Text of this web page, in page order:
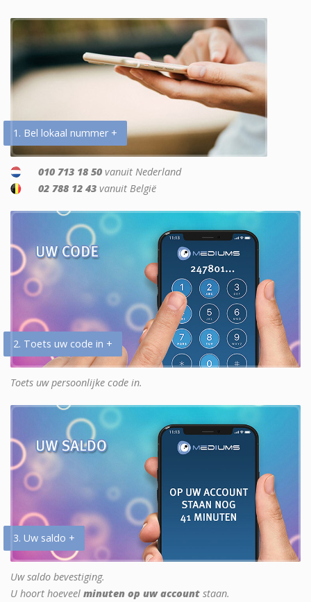
1. Bel lokaal nummer +
010 713 18 50 vanuit Nederland
02 788 12 43 vanuit België
2. Toets uw code in +
Toets uw persoonlijke code in.
3. Uw saldo +
Uw saldo bevestiging.
U hoort hoeveel minuten op uw account staan.